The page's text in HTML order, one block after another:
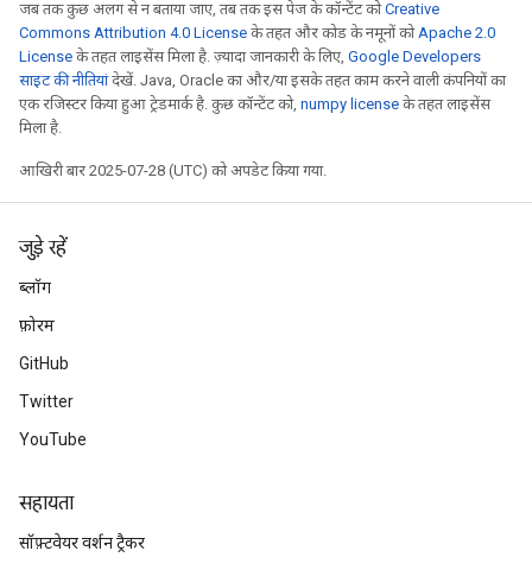
जब तक कुछ अलग से न बताया जाए, तब तक इस पेज के कॉन्टेंट कोCreative
Commons Attribution 4.0 License के तहत और कोड के नमूनों कोApache 2.0
License के तहत लाइसेंस मिला है. ज़्यादा जानकारी के लिए, Google Developers
साइट की नीतियांदेखें. Java, Oracle का और/या इसके तहत काम करने वाली कंपनियों का
एक रजिस्टर किया हुआ ट्रेडमार्क है. कुछ कॉन्टेंट को, numpy license के तहत लाइसेंस
मिला है.
आखिरी बार 2025-07-28 (UTC) को अपडेट किया गया.
जुड़े रहें
ब्लॉग
फ़ोरम
GitHub
Twitter
YouTube
सहायता
सॉफ़्टवेयर वर्शन ट्रैकर